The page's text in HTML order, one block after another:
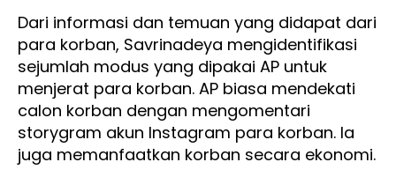
Dari informasi dan temuan yang didapat dari
para korban, Savrinadeya mengidentifikasi
sejumlah modus yang dipakai AP untuk
menjerat para korban. AP biasa mendekati
calon korban dengan mengomentari
storygram akun Instagram para korban. Ia
juga memanfaatkan korban secara ekonomi.